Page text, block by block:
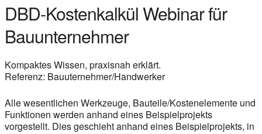
DBD-Kostenkalkül Webinar für
Bauunternehmer
Kompaktes Wissen, praxisnah erklärt.
Referenz: Bauuternehmer/Handwerker
Alle wesentlichen Werkzeuge, Bauteile/Kostenelemente und
Funktionen werden anhand eines Beispielprojekts
vorgestellt. Dies geschieht anhand eines Beispielprojekts, in